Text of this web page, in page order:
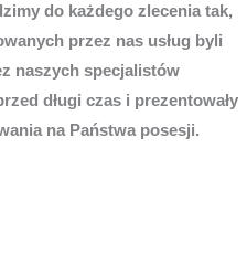
do każdego zlecenia tak,
przez nas usług byli
naszych specjalistów
długi czas i prezentowały
na Państwa posesji.